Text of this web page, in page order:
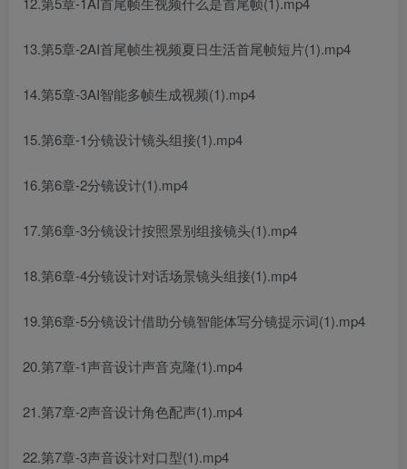
13.第5章-2AI首尾帧生视频夏日生活首尾帧短片(1).mp4
14.第5章-3AI智能多帧生成视频(1).mp4
15.第6章-1分镜设计镜头组接(1).mp4
16.第6章-2分镜设计(1).mp4
17.第6章-3分镜设计按照景别组接镜头(1).mp4
18.第6章-4分镜设计对话场景镜头组接(1).mp4
19.第6章-5分镜设计借助分镜智能体写分镜提示词(1).mp4
20.第7章-1声音设计声音克隆(1).mp4
21.第7章-2声音设计角色配声(1).mp4
22.第7章-3声音设计对口型(1).mp4